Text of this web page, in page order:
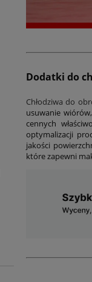
Dodatki do
Chłodziwa do
usuwanie
cennych
optymalizacji
jakości
które zapewni